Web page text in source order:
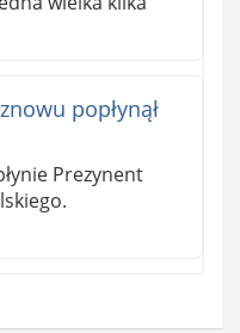
popłynął
Prezynent